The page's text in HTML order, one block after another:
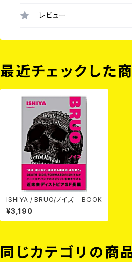
レビュー
最近チェックした
ISHIYA / BRUO/ノイズ BOOK
¥3,190
同じカテゴリの商